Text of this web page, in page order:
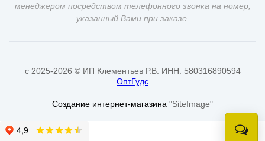
менеджером посредством телефонного звонка на номер,
указанный Вами при заказе.
c 2025-2026 © ИП Клементьев Р.В. ИНН: 580316890594
ОптГудс
Создание интернет-магазина "SiteImage"